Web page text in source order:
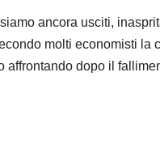
ancora usciti,
molti economisti la
affrontando dopo il